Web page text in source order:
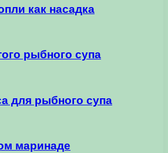
как насадка
рыбного супа
для рыбного супа
маринаде